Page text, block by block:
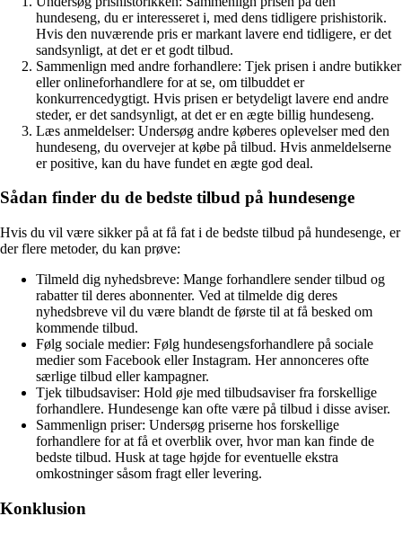
hundeseng, du er interesseret i, med dens tidligere prishistorik.
Hvis den nuværende pris er markant lavere end tidligere, er det
sandsynligt, at det er et godt tilbud.
Sammenlign med andre forhandlere: Tjek prisen i andre butikker
eller onlineforhandlere for at se, om tilbuddet er
konkurrencedygtigt. Hvis prisen er betydeligt lavere end andre
steder, er det sandsynligt, at det er en ægte billig hundeseng.
Læs anmeldelser: Undersøg andre køberes oplevelser med den
hundeseng, du overvejer at købe på tilbud. Hvis anmeldelserne
er positive, kan du have fundet en ægte god deal.
Sådan finder du de bedste tilbud på hundesenge
Hvis du vil være sikker på at få fat i de bedste tilbud på hundesenge, er
der flere metoder, du kan prøve:
Tilmeld dig nyhedsbreve: Mange forhandlere sender tilbud og
rabatter til deres abonnenter. Ved at tilmelde dig deres
nyhedsbreve vil du være blandt de første til at få besked om
kommende tilbud.
Følg sociale medier: Følg hundesengsforhandlere på sociale
medier som Facebook eller Instagram. Her annonceres ofte
særlige tilbud eller kampagner.
Tjek tilbudsaviser: Hold øje med tilbudsaviser fra forskellige
forhandlere. Hundesenge kan ofte være på tilbud i disse aviser.
Sammenlign priser: Undersøg priserne hos forskellige
forhandlere for at få et overblik over, hvor man kan finde de
bedste tilbud. Husk at tage højde for eventuelle ekstra
omkostninger såsom fragt eller levering.
Konklusion